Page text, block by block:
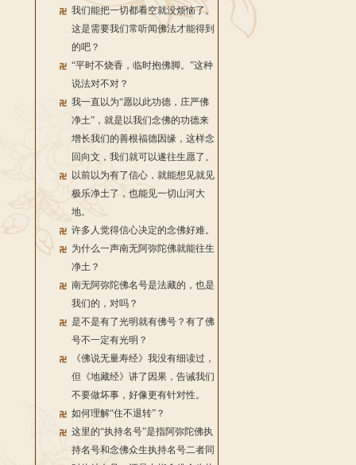
我们能把一切都看空就没烦恼了。
这是需要我们常听闻佛法才能得到
的吧？
“平时不烧香，临时抱佛脚。”这种
说法对不对？
我一直以为“愿以此功德，庄严佛
净土”，就是以我们念佛的功德来
增长我们的善根福德因缘，这样念
回向文，我们就可以遂往生愿了。
以前以为有了信心，就能想见就见
极乐净土了，也能见一切山河大
地。
许多人觉得信心决定的念佛好难。
为什么一声南无阿弥陀佛就能往生
净土？
南无阿弥陀佛名号是法藏的，也是
我们的，对吗？
是不是有了光明就有佛号？有了佛
号不一定有光明？
《佛说无量寿经》我没有细读过，
但《地藏经》讲了因果，告诫我们
不要做坏事，好像更有针对性。
如何理解“住不退转”？
这里的“执持名号”是指阿弥陀佛执
持名号和念佛众生执持名号二者同